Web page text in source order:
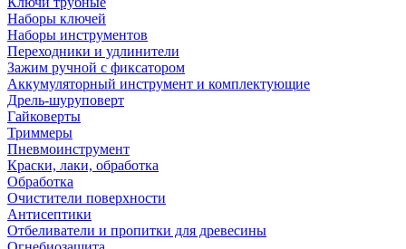
Наборы ключей
Наборы инструментов
Переходники и удлинители
Зажим ручной с фиксатором
Аккумуляторный инструмент и комплектующие
Дрель-шуруповерт
Гайковерты
Триммеры
Пневмоинструмент
Краски, лаки, обработка
Обработка
Очистители поверхности
Антисептики
Отбеливатели и пропитки для древесины